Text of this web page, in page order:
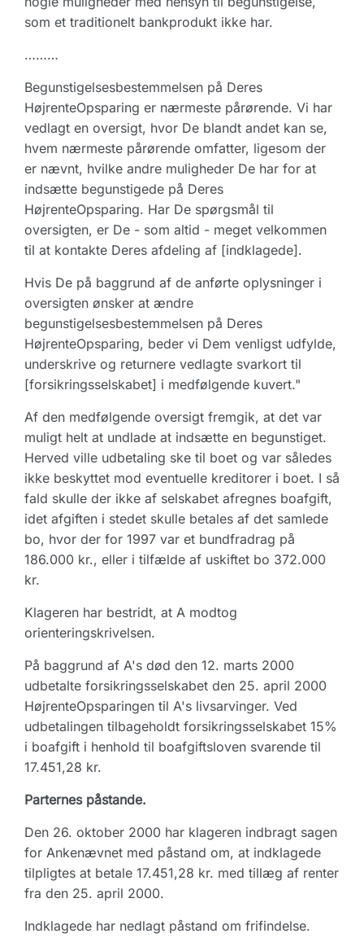
som et traditionelt bankprodukt ikke har.
………
Begunstigelsesbestemmelsen på Deres
HøjrenteOpsparing er nærmeste pårørende. Vi har
vedlagt en oversigt, hvor De blandt andet kan se,
hvem nærmeste pårørende omfatter, ligesom der
er nævnt, hvilke andre muligheder De har for at
indsætte begunstigede på Deres
HøjrenteOpsparing. Har De spørgsmål til
oversigten, er De - som altid - meget velkommen
til at kontakte Deres afdeling af [indklagede].
Hvis De på baggrund af de anførte oplysninger i
oversigten ønsker at ændre
begunstigelsesbestemmelsen på Deres
HøjrenteOpsparing, beder vi Dem venligst udfylde,
underskrive og returnere vedlagte svarkort til
[forsikringsselskabet] i medfølgende kuvert."
Af den medfølgende oversigt fremgik, at det var
muligt helt at undlade at indsætte en begunstiget.
Herved ville udbetaling ske til boet og var således
ikke beskyttet mod eventuelle kreditorer i boet. I så
fald skulle der ikke af selskabet afregnes boafgift,
idet afgiften i stedet skulle betales af det samlede
bo, hvor der for 1997 var et bundfradrag på
186.000 kr., eller i tilfælde af uskiftet bo 372.000
kr.
Klageren har bestridt, at A modtog
orienteringskrivelsen.
På baggrund af A's død den 12. marts 2000
udbetalte forsikringsselskabet den 25. april 2000
HøjrenteOpsparingen til A's livsarvinger. Ved
udbetalingen tilbageholdt forsikringsselskabet 15%
i boafgift i henhold til boafgiftsloven svarende til
17.451,28 kr.
Parternes påstande.
Den 26. oktober 2000 har klageren indbragt sagen
for Ankenævnet med påstand om, at indklagede
tilpligtes at betale 17.451,28 kr. med tillæg af renter
fra den 25. april 2000.
Indklagede har nedlagt påstand om frifindelse.